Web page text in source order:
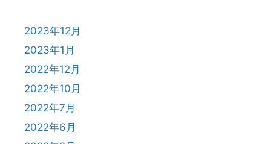
2023年12月
2023年1月
2022年12月
2022年10月
2022年7月
2022年6月